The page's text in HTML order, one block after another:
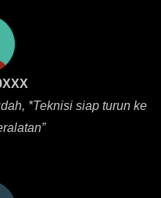
*Teknisi siap turun ke